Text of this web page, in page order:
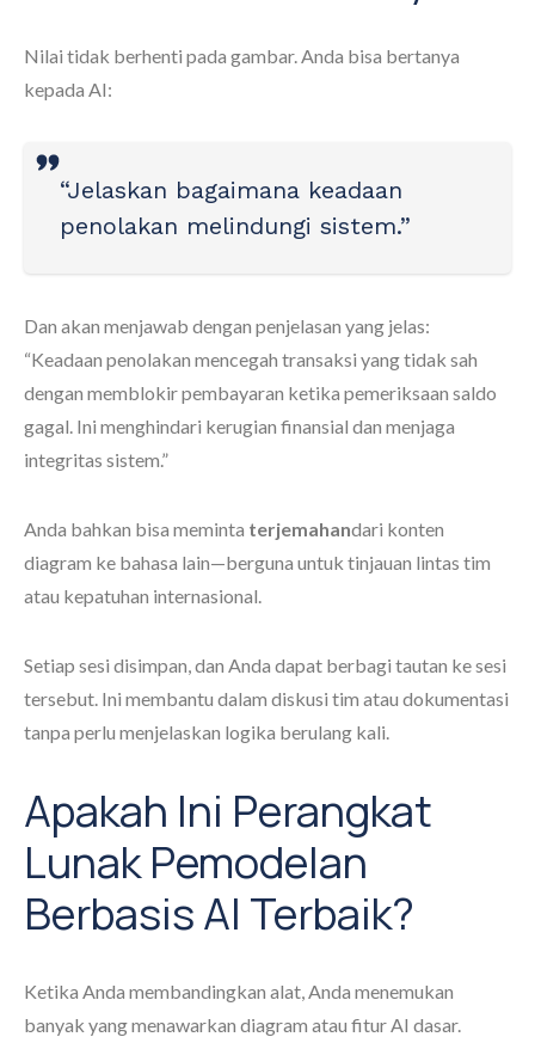
Nilai tidak berhenti pada gambar. Anda bisa bertanya
kepada AI:
“Jelaskan bagaimana keadaan
penolakan melindungi sistem.”
Dan akan menjawab dengan penjelasan yang jelas:
“Keadaan penolakan mencegah transaksi yang tidak sah
dengan memblokir pembayaran ketika pemeriksaan saldo
gagal. Ini menghindari kerugian finansial dan menjaga
integritas sistem.”
Anda bahkan bisa meminta terjemahandari konten
diagram ke bahasa lain—berguna untuk tinjauan lintas tim
atau kepatuhan internasional.
Setiap sesi disimpan, dan Anda dapat berbagi tautan ke sesi
tersebut. Ini membantu dalam diskusi tim atau dokumentasi
tanpa perlu menjelaskan logika berulang kali.
Apakah Ini Perangkat
Lunak Pemodelan
Berbasis AI Terbaik?
Ketika Anda membandingkan alat, Anda menemukan
banyak yang menawarkan diagram atau fitur AI dasar.